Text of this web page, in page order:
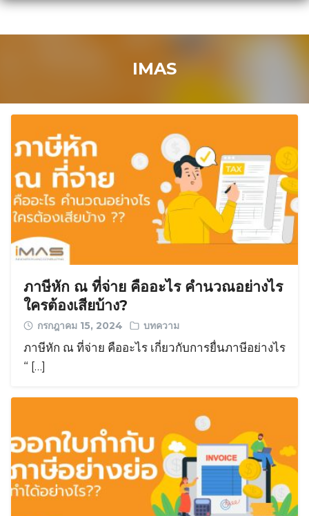
Skip
IMAS
ภาษีหัก ณ ที่จ่าย คืออะไร คำนวณอย่างไร
ใครต้องเสียบ้าง?
กรกฎาคม 15, 2024 บทความ
ภาษีหัก ณ ที่จ่าย คืออะไร เกี่ยวกับการยื่นภาษีอย่างไร
“ […]